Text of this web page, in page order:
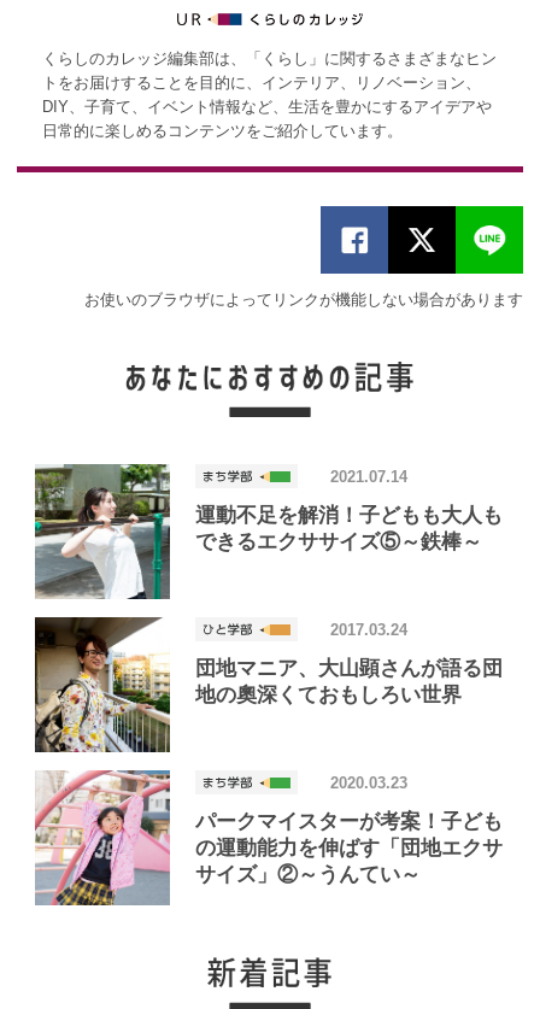
くらしのカレッジ編集部は、「くらし」に関するさまざまなヒン
トをお届けすることを目的に、インテリア、リノベーション、
DIY、子育て、イベント情報など、生活を豊かにするアイデアや
日常的に楽しめるコンテンツをご紹介しています。
お使いのブラウザによってリンクが機能しない場合があります
運動不足を解消！子どもも大人も
できるエクササイズ⑤～鉄棒～
2021.07.14
団地マニア、大山顕さんが語る団
地の奧深くておもしろい世界
2017.03.24
パークマイスターが考案！子ども
の運動能力を伸ばす「団地エクサ
サイズ」②～うんてい～
2020.03.23